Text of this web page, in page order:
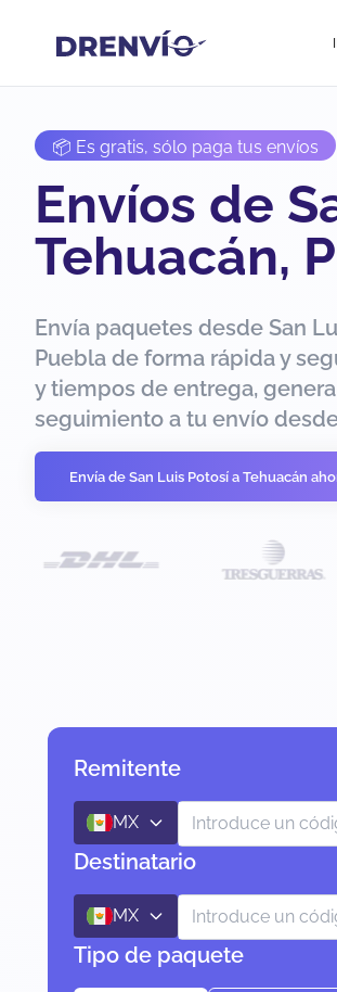
📦 Es gratis, sólo paga tus envíos
Envíos de
Tehuacán,
Envía paquetes desde San
Puebla de forma rápida y
y tiempos de entrega,
seguimiento a tu envío
Envía de San Luis Potosí a Tehuacán
Remitente
MX
Destinatario
MX
Tipo de paquete